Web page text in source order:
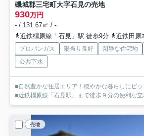
磯城郡三宅町大字石見の売地
930万円
- / 131.67㎡ / -
近鉄橿原線「石見」駅 徒歩9分
近鉄田原本
プロパンガス 陽当り良好 閑静な住宅地
公共下水
■自然豊かな住居エリア！穏やかな暮らしにピ
■近鉄橿原線「石見駅」まで徒歩９分の便利な立
売地